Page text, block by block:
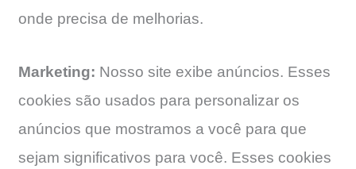
onde precisa de melhorias.
Marketing: Nosso site exibe anúncios. Esses
cookies são usados ​​para personalizar os
anúncios que mostramos a você para que
sejam significativos para você. Esses cookies